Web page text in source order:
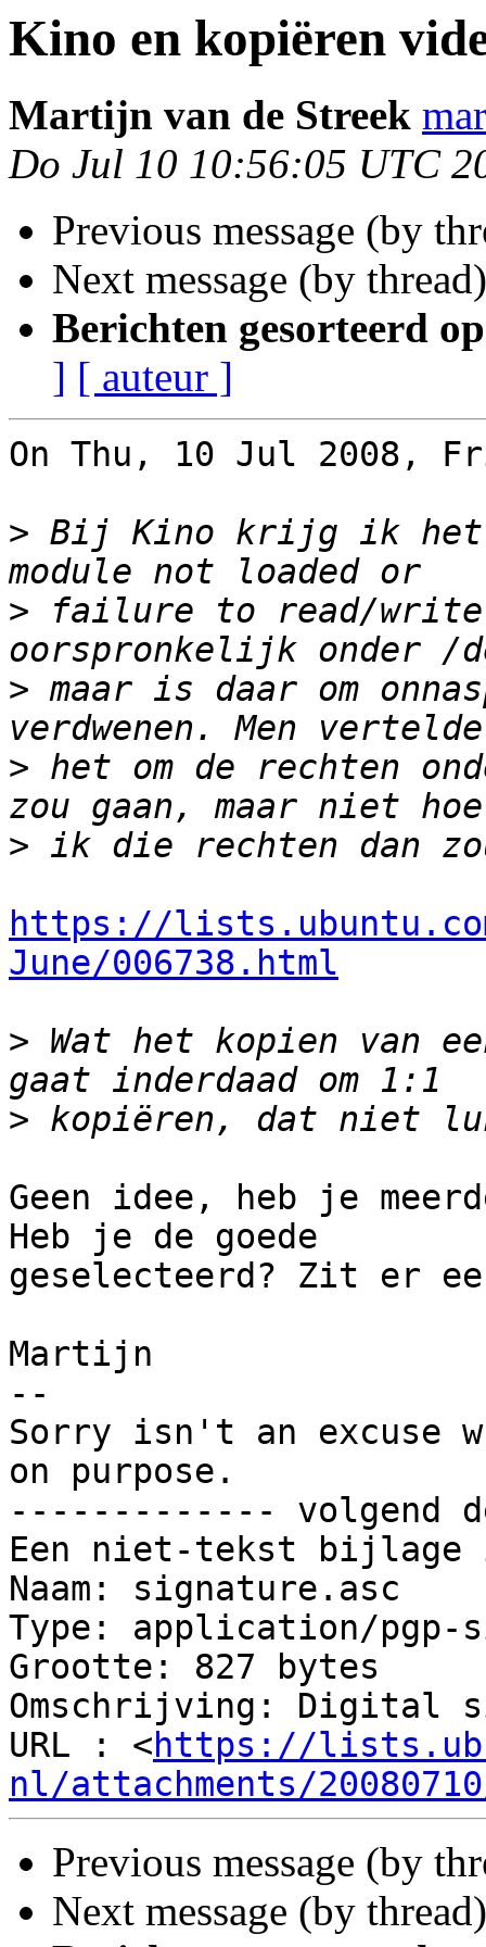
Kino en kopiëren
Martijn van de Streek
Do Jul 10 10:56:05 UTC
Previous message (by
Next message (by
Berichten gesorteerd
] [ auteur ]
On Thu, 10 Jul 2008,
> Bij Kino krijg ik het
> failure to read/write.
> maar is daar om
> het om de rechten
>
https://
June/006738.html
> Wat het kopien van
>
Geen idee, heb je
Heb je de goede
geselecteerd? Zit er
Martijn
--
Sorry isn't an excuse
on purpose.
------------- volgend
Een niet-tekst
Naam: signature.asc
Type: application/pgp-
Grootte: 827 bytes
Omschrijving: Digital
URL : <https://
nl/attachments/
Previous message (by
Next message (by